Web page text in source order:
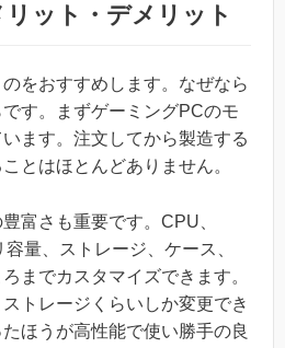
ット・デメリット
をおすすめします。なぜなら
す。まずゲーミングPCのモ
ます。注文してから製造する
とはほとんどありません。
富さも重要です。CPU、
量、ストレージ、ケース、
までカスタマイズできます。
トレージくらいしか変更でき
ほうが高性能で使い勝手の良